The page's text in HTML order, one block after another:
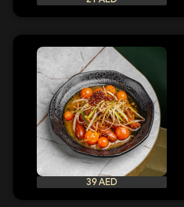
39 AED